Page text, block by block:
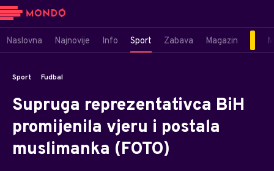
Naslovna Najnovije Info Sport Zabava Magazin
Sport Fudbal
Supruga reprezentativca BiH
promijenila vjeru i postala
muslimanka (FOTO)